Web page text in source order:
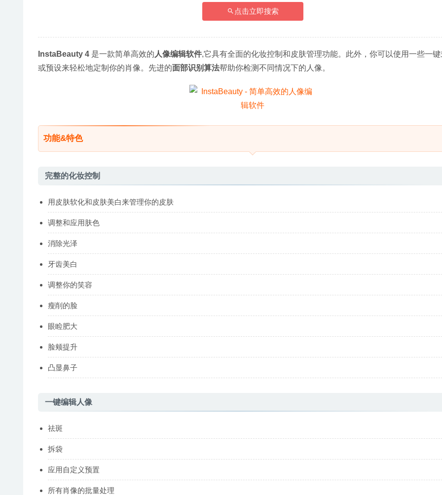
点击立即搜索
InstaBeauty 4 是一款简单高效的 人像编辑软件,它具有全面的化妆控制和皮肤管理功能。此外，你可以使用一些一
或预设来轻松地定制你的肖像。先进的面部识别算法帮助你检测不同情况下的人像。
功能&特色
完整的化妆控制
用皮肤软化和皮肤美白来管理你的皮肤
调整和应用肤色
消除光泽
牙齿美白
调整你的笑容
瘦削的脸
眼睑肥大
脸颊提升
凸显鼻子
一键编辑人像
祛斑
拆袋
应用自定义预置
所有肖像的批量处理